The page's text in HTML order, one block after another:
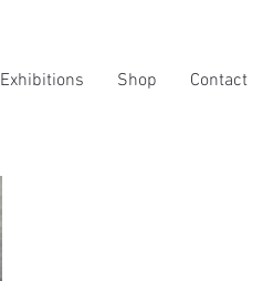
Exhibitions Shop Contact